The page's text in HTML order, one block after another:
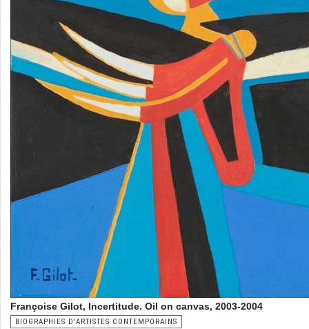
Françoise Gilot, Incertitude. Oil on canvas, 2003-2004
BIOGRAPHIES D'ARTISTES CONTEMPORAINS